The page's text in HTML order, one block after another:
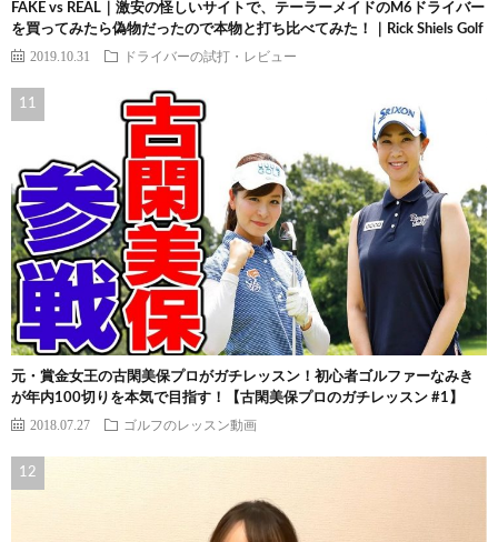
FAKE vs REAL｜激安の怪しいサイトで、テーラーメイドのM6ドライバー
を買ってみたら偽物だったので本物と打ち比べてみた！｜Rick Shiels Golf
2019.10.31 ドライバーの試打・レビュー
元・賞金女王の古閑美保プロがガチレッスン！初心者ゴルファーなみき
が年内100切りを本気で目指す！【古閑美保プロのガチレッスン #1】
2018.07.27 ゴルフのレッスン動画